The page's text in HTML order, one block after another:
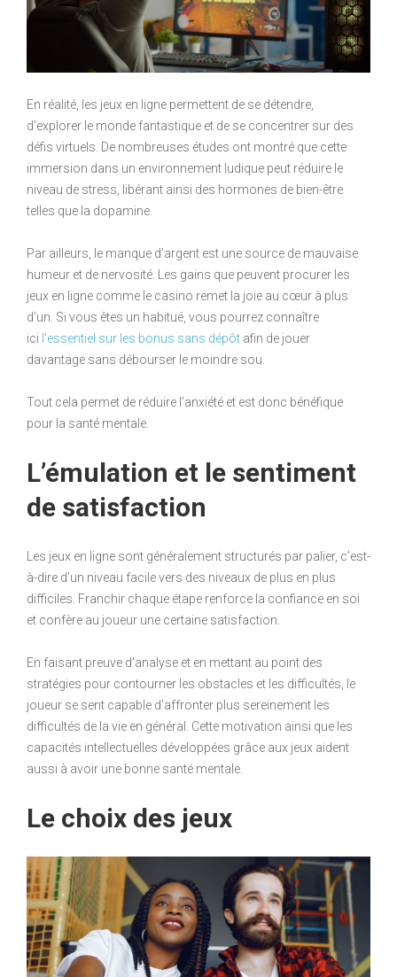
En réalité, les jeux en ligne permettent de se détendre,
d’explorer le monde fantastique et de se concentrer sur des
défis virtuels. De nombreuses études ont montré que cette
immersion dans un environnement ludique peut réduire le
niveau de stress, libérant ainsi des hormones de bien-être
telles que la dopamine.
Par ailleurs, le manque d’argent est une source de mauvaise
humeur et de nervosité. Les gains que peuvent procurer les
jeux en ligne comme le casino remet la joie au cœur à plus
d’un. Si vous êtes un habitué, vous pourrez connaître
ici l’essentiel sur les bonus sans dépôt afin de jouer
davantage sans débourser le moindre sou.
Tout cela permet de réduire l’anxiété et est donc bénéfique
pour la santé mentale.
L’émulation et le sentiment
de satisfaction
Les jeux en ligne sont généralement structurés par palier, c’est-
à-dire d’un niveau facile vers des niveaux de plus en plus
difficiles. Franchir chaque étape renforce la confiance en soi
et confère au joueur une certaine satisfaction.
En faisant preuve d’analyse et en mettant au point des
stratégies pour contourner les obstacles et les difficultés, le
joueur se sent capable d’affronter plus sereinement les
difficultés de la vie en général. Cette motivation ainsi que les
capacités intellectuelles développées grâce aux jeux aident
aussi à avoir une bonne santé mentale.
Le choix des jeux